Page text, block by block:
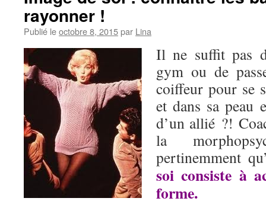
rayonner !
Publié leoctobre 8, 2015par Lina
Il ne suffit pas
gym ou de
coiffeur pour se
et dans sa peau
d’un allié ?!
la
pertinemment
soi consiste à
forme.